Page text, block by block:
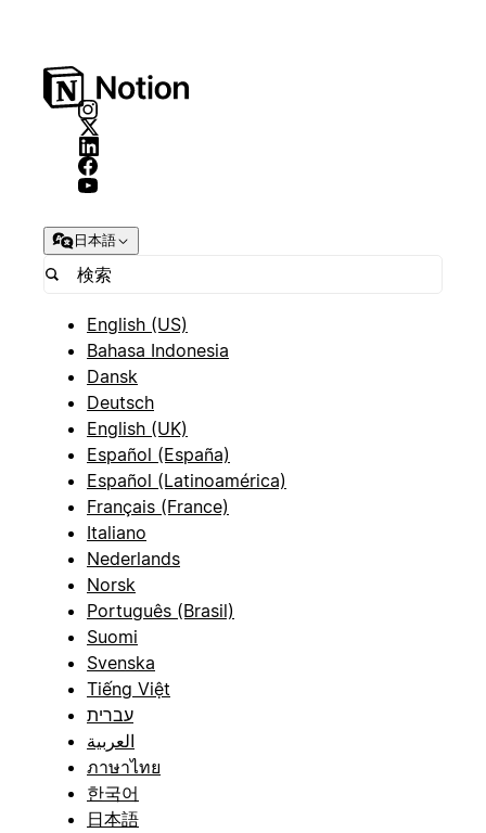
日本語
English (US)
Bahasa Indonesia
Dansk
Deutsch
English (UK)
Español (España)
Español (Latinoamérica)
Français (France)
Italiano
Nederlands
Norsk
Português (Brasil)
Suomi
Svenska
Tiếng Việt
עברית
العربية
ภาษาไทย
한국어
日本語